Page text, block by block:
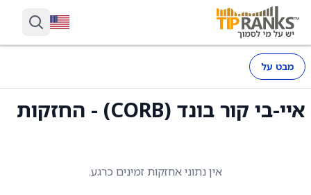
מבט על
איי-בי קור בונד (CORB) - החזקות
אין נתוני אחזקות זמינים כרגע.